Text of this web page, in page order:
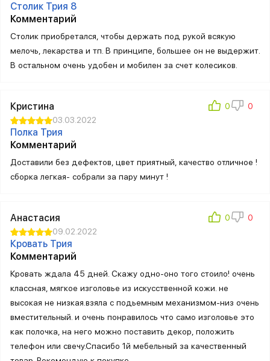
Столик Трия 8
Комментарий
Столик приобретался, чтобы держать под рукой всякую
мелочь, лекарства и тп. В принципе, большее он не выдержит.
В остальном очень удобен и мобилен за счет колесиков.
Кристина
03.03.2022
Полка Трия
Комментарий
Доставили без дефектов, цвет приятный, качество отличное !
сборка легкая- собрали за пару минут !
Анастасия
09.02.2022
Кровать Трия
Комментарий
Кровать ждала 45 дней. Скажу одно-оно того стоило! очень
классная, мягкое изголовье из искусственной кожи. не
высокая не низкая.взяла с подьемным механизмом-низ очень
вместительный. и очень понравилось что само изголовье это
как полочка, на него можно поставить декор, положить
телефон или свечу.Спасибо 1й мебельный за качественный